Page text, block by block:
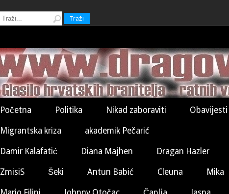
Traži
Početna Politika Nikad zaboraviti Obavijesti
Migrantska kriza akademik Pečarić
Damir Kalafatić Diana Majhen Dragan Hazler
ZmisiS Šeki Antun Babić Cleuna Mika